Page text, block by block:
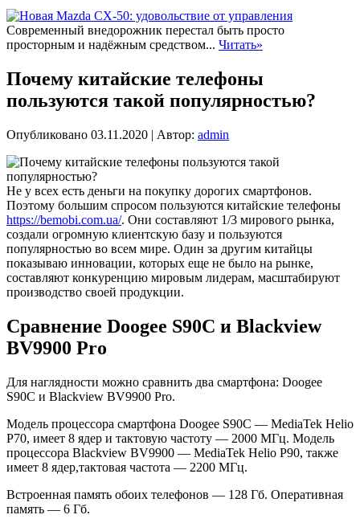
Современный внедорожник перестал быть просто
просторным и надёжным средством... Читать»
Почему китайские телефоны
пользуются такой популярностью?
Опубликовано 03.11.2020 | Автор: admin
Не у всех есть деньги на покупку дорогих смартфонов.
Поэтому большим спросом пользуются китайские телефоны
https://bemobi.com.ua/. Они составляют 1/3 мирового рынка,
создали огромную клиентскую базу и пользуются
популярностью во всем мире. Один за другим китайцы
показываю инновации, которых еще не было на рынке,
составляют конкуренцию мировым лидерам, масштабируют
производство своей продукции.
Сравнение Doogee S90C и Blackview
BV9900 Pro
Для наглядности можно сравнить два смартфона: Doogee
S90C и Blackview BV9900 Pro.
Модель процессора смартфона Doogee S90C — MediaTek Helio
P70, имеет 8 ядер и тактовую частоту — 2000 МГц. Модель
процессора Blackview BV9900 — MediaTek Helio P90, также
имеет 8 ядер,тактовая частота — 2200 МГц.
Встроенная память обоих телефонов — 128 Гб. Оперативная
память — 6 Гб.